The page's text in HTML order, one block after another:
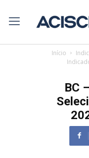
Início
BC